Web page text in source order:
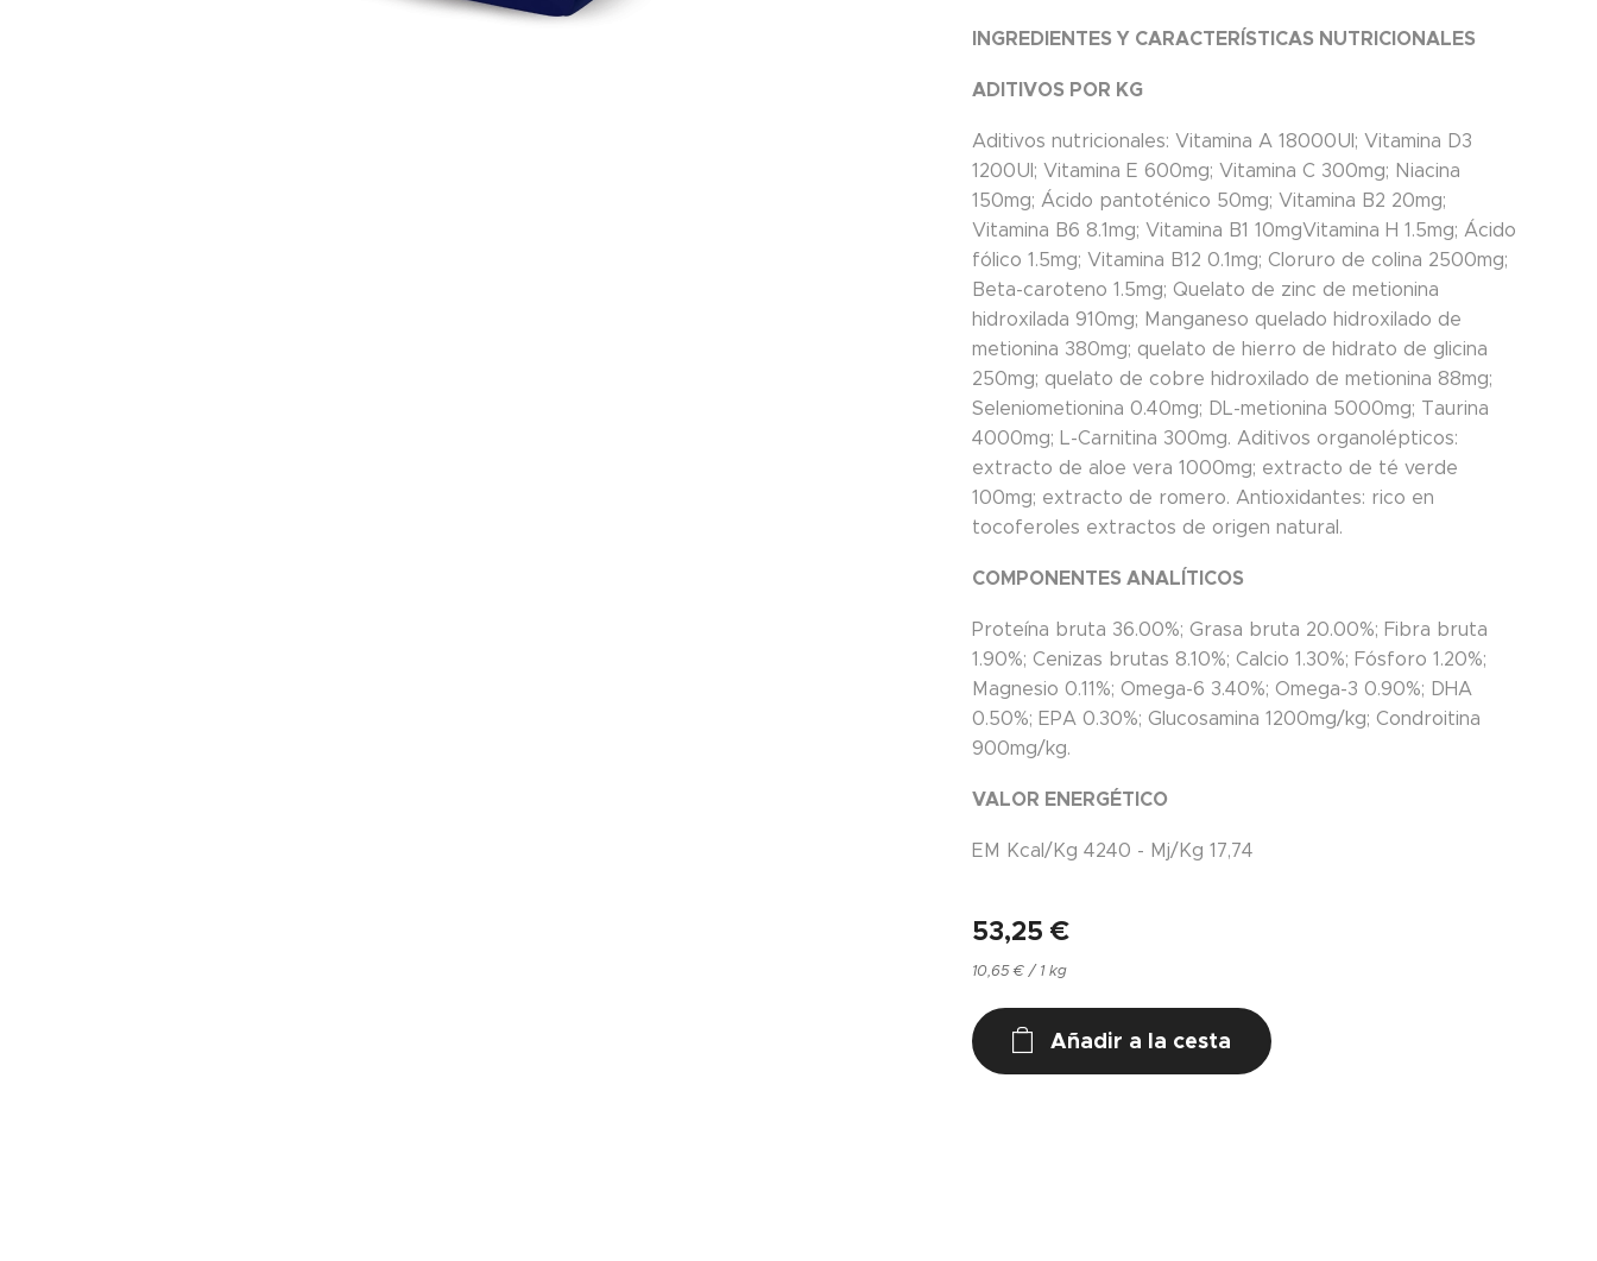
INGREDIENTES Y CARACTERÍSTICAS NUTRICIONALES
ADITIVOS POR KG
Aditivos nutricionales: Vitamina A 18000UI; Vitamina D3
1200UI; Vitamina E 600mg; Vitamina C 300mg; Niacina
150mg; Ácido pantoténico 50mg; Vitamina B2 20mg;
Vitamina B6 8.1mg; Vitamina B1 10mgVitamina H 1.5mg; Ácido
fólico 1.5mg; Vitamina B12 0.1mg; Cloruro de colina 2500mg;
Beta-caroteno 1.5mg; Quelato de zinc de metionina
hidroxilada 910mg; Manganeso quelado hidroxilado de
metionina 380mg; quelato de hierro de hidrato de glicina
250mg; quelato de cobre hidroxilado de metionina 88mg;
Seleniometionina 0.40mg; DL-metionina 5000mg; Taurina
4000mg; L-Carnitina 300mg. Aditivos organolépticos:
extracto de aloe vera 1000mg; extracto de té verde
100mg; extracto de romero. Antioxidantes: rico en
tocoferoles extractos de origen natural.
COMPONENTES ANALÍTICOS
Proteína bruta 36.00%; Grasa bruta 20.00%; Fibra bruta
1.90%; Cenizas brutas 8.10%; Calcio 1.30%; Fósforo 1.20%;
Magnesio 0.11%; Omega-6 3.40%; Omega-3 0.90%; DHA
0.50%; EPA 0.30%; Glucosamina 1200mg/kg; Condroitina
900mg/kg.
VALOR ENERGÉTICO
EM Kcal/Kg 4240 - Mj/Kg 17,74
53,25 €
10,65 € / 1 kg
Añadir a la cesta